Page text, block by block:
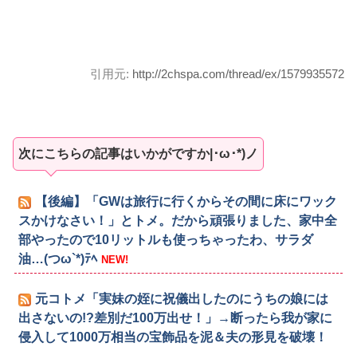
引用元: http://2chspa.com/thread/ex/1579935572
次にこちらの記事はいかがですか|･ω･*)ノ
【後編】「GWは旅行に行くからその間に床にワック
スかけなさい！」とトメ。だから頑張りました、家中全
部やったので10リットルも使っちゃったわ、サラダ
油…(つω`*)ﾃﾍ NEW!
元コトメ「実妹の姪に祝儀出したのにうちの娘には
出さないの!?差別だ100万出せ！」→断ったら我が家に
侵入して1000万相当の宝飾品を泥＆夫の形見を破壊！